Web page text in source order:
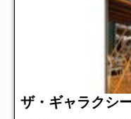
ザ・ギャラクシ